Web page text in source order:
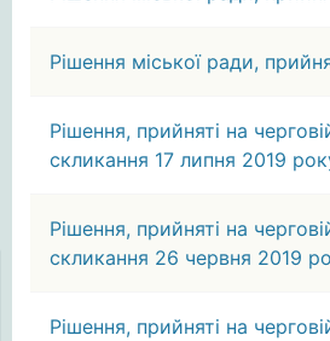
Рішення міської ради,
Рішення, прийняті на
скликання 17 липня 2019
Рішення, прийняті на
скликання 26 червня 2019
Рішення, прийняті на